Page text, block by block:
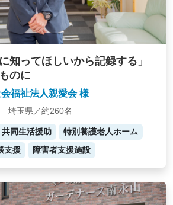
知ってほしいから記録する」
のに
福祉法人親愛会 様
埼玉県／約260名
共同生活援助
特別養護老人ホーム
支援
障害者支援施設